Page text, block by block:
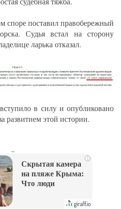
споре поставил правобережный
Судья встал на сторону
ларька отказал.
в силу и опубликовано
развитием этой истории.
i
Скрытая камера
на пляже Крыма:
Что люди
их не видят...